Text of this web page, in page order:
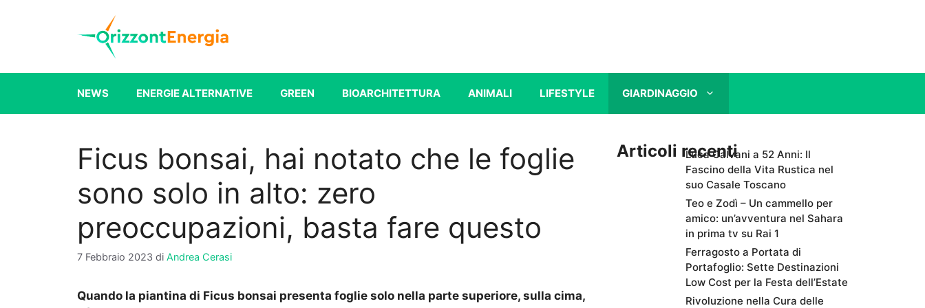
NEWS ENERGIE ALTERNATIVE GREEN BIOARCHITETTURA ANIMALI LIFESTYLE GIARDINAGGIO
Ficus bonsai, hai notato che le foglie
sono solo in alto: zero
preoccupazioni, basta fare questo
7 Febbraio 2023 di Andrea Cerasi
Quando la piantina di Ficus bonsai presenta foglie solo nella parte superiore, sulla cima,
Articoli recentiLuca Calvani a 52 Anni: Il
Fascino della Vita Rustica nel
suo Casale Toscano
Teo e Zodì – Un cammello per
amico: un’avventura nel Sahara
in prima tv su Rai 1
Ferragosto a Portata di
Portafoglio: Sette Destinazioni
Low Cost per la Festa dell’Estate
Rivoluzione nella Cura delle